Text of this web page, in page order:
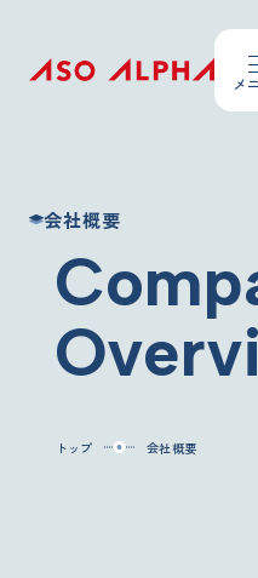
会社概要
トップ 会社概要